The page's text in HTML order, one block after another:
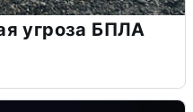
угроза БПЛА